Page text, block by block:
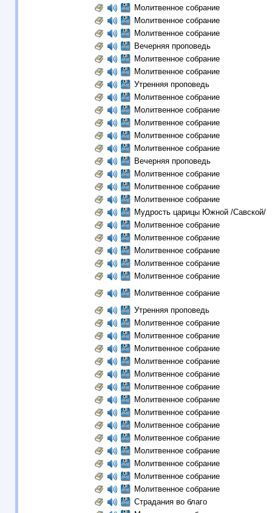
Молитвенное собрание
Молитвенное собрание
Молитвенное собрание
Вечерняя проповедь
Молитвенное собрание
Молитвенное собрание
Утренняя проповедь
Молитвенное собрание
Молитвенное собрание
Молитвенное собрание
Молитвенное собрание
Молитвенное собрание
Вечерняя проповедь
Молитвенное собрание
Молитвенное собрание
Молитвенное собрание
Мудрость царицы Южной /Савской/
Молитвенное собрание
Молитвенное собрание
Молитвенное собрание
Молитвенное собрание
Молитвенное собрание
Молитвенное собрание
Утренняя проповедь
Молитвенное собрание
Молитвенное собрание
Молитвенное собрание
Молитвенное собрание
Молитвенное собрание
Молитвенное собрание
Молитвенное собрание
Молитвенное собрание
Молитвенное собрание
Молитвенное собрание
Молитвенное собрание
Молитвенное собрание
Молитвенное собрание
Молитвенное собрание
Страдания во благо